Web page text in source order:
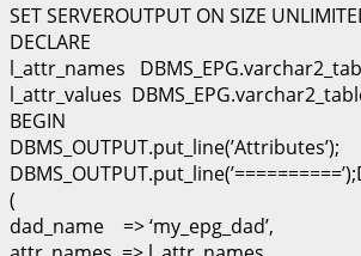
SET SERVEROUTPUT ON SIZE
DECLARE
l_attr_names
l_attr_values
BEGIN
DBMS_OUTPUT.put_line(’Attributes’);
(
dad_name => ‘my_epg_dad’,